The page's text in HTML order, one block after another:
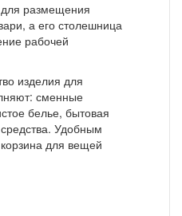
для размещения
а его столешница
рабочей
изделия для
сменные
белье, бытовая
Удобным
для вещей